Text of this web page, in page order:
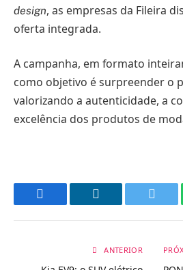
design, as empresas da Fileira
oferta integrada.
A campanha, em formato
como objetivo é surpreender o
valorizando a autenticidade, a
excelência dos produtos de
ANTERIOR